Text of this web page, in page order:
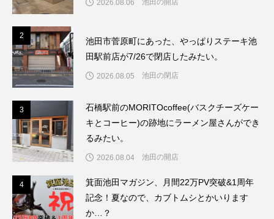
2026.08.06
2
池田市菅原町にあった、やっぱりステーキ池
田駅前店が7/26で閉店したみたい。
2026.08.05 池田の閉店
3
石橋駅前のMORITOcoffee(バスクチーズケー
キとコーヒー)の跡地にラーメン屋さんができ
るみたい。
2026.08.04 池田の開店
4
箕面池田マガジン、月間22万PV突破&1周年
記念！夏なので、カブトムシとかいります
か…？